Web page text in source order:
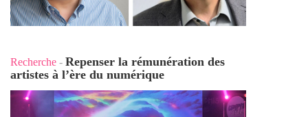
Recherche - Repenser la rémunération des
artistes à l’ère du numérique